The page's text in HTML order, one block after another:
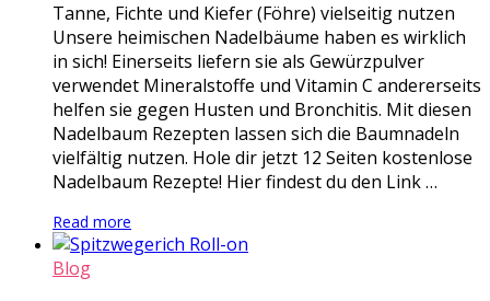
Tanne, Fichte und Kiefer (Föhre) vielseitig nutzen
Unsere heimischen Nadelbäume haben es wirklich
in sich! Einerseits liefern sie als Gewürzpulver
verwendet Mineralstoffe und Vitamin C andererseits
helfen sie gegen Husten und Bronchitis. Mit diesen
Nadelbaum Rezepten lassen sich die Baumnadeln
vielfältig nutzen. Hole dir jetzt 12 Seiten kostenlose
Nadelbaum Rezepte! Hier findest du den Link …
Read more
Blog